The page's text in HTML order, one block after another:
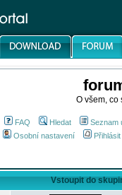
O všem, co
FAQ Hledat Seznam
Osobní nastavení
Vstoupit do